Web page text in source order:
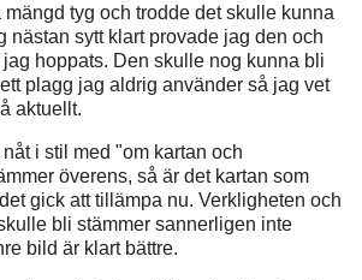
tyg och trodde det skulle kunna
nästan sytt klart provade jag den och
hoppats. Den skulle nog kunna bli
plagg jag aldrig använder så jag vet
aktuellt.
i stil med "om kartan och
överens, så är det kartan som
gick att tillämpa nu. Verkligheten och
bli stämmer sannerligen inte
bild är klart bättre.